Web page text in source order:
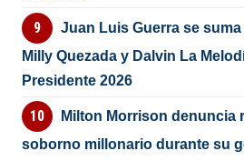
Juan Luis Guerra se suma
Milly Quezada y Dalvin La
Presidente 2026
Milton Morrison denuncia
soborno millonario durante su